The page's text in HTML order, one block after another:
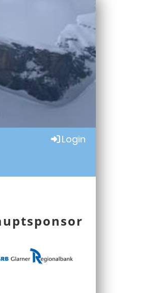
Login